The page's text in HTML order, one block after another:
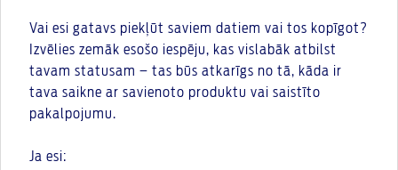
Vai esi gatavs piekļūt saviem datiem vai tos kopīgot?
Izvēlies zemāk esošo iespēju, kas vislabāk atbilst
tavam statusam – tas būs atkarīgs no tā, kāda ir
tava saikne ar savienoto produktu vai saistīto
pakalpojumu.
Ja esi: